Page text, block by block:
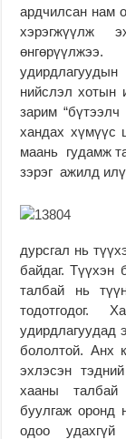
ардчилсан нам
хэрэгжүүлж
нийслэл хотын
зарим
хандах хүмүүс
маань гудамж
зэрэг ажилд
дурсгал нь
байдаг. Түүхэн
талбай нь
тодотгодог.
удирдлагуудад
бололтой. Анх
эхлэсэн
хааны талбай
буулгаж оронд
одоо удахгүй